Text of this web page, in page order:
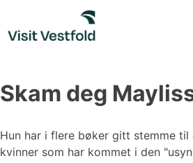
content
Skam deg
Hun har i flere bøker gitt stemme
kvinner som har kommet i den